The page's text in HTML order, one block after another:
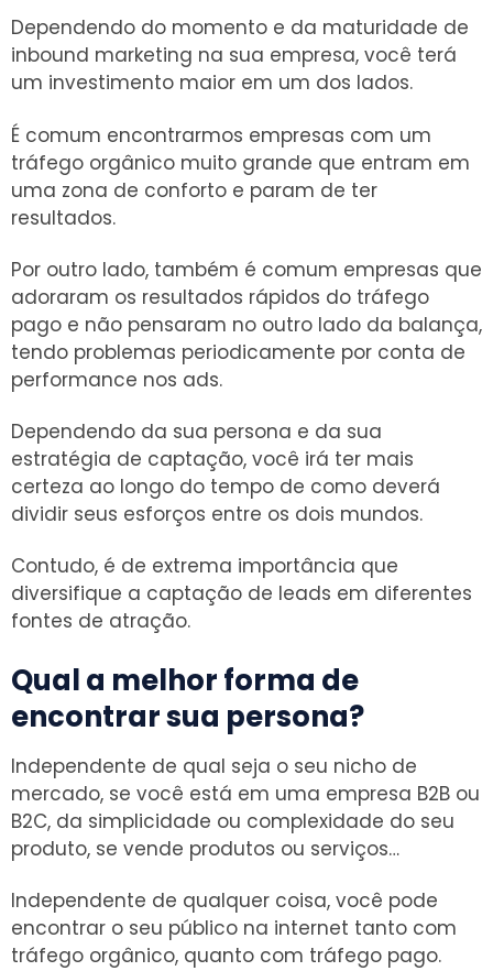
Dependendo do momento e da maturidade de
inbound marketing na sua empresa, você terá
um investimento maior em um dos lados.
É comum encontrarmos empresas com um
tráfego orgânico muito grande que entram em
uma zona de conforto e param de ter
resultados.
Por outro lado, também é comum empresas que
adoraram os resultados rápidos do tráfego
pago e não pensaram no outro lado da balança,
tendo problemas periodicamente por conta de
performance nos ads.
Dependendo da sua persona e da sua
estratégia de captação, você irá ter mais
certeza ao longo do tempo de como deverá
dividir seus esforços entre os dois mundos.
Contudo, é de extrema importância que
diversifique a captação de leads em diferentes
fontes de atração.
Qual a melhor forma de
encontrar sua persona?
Independente de qual seja o seu nicho de
mercado, se você está em uma empresa B2B ou
B2C, da simplicidade ou complexidade do seu
produto, se vende produtos ou serviços…
Independente de qualquer coisa, você pode
encontrar o seu público na internet tanto com
tráfego orgânico, quanto com tráfego pago.